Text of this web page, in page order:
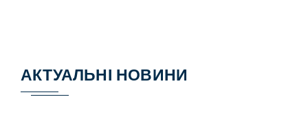
АКТУАЛЬНІ НОВИНИ